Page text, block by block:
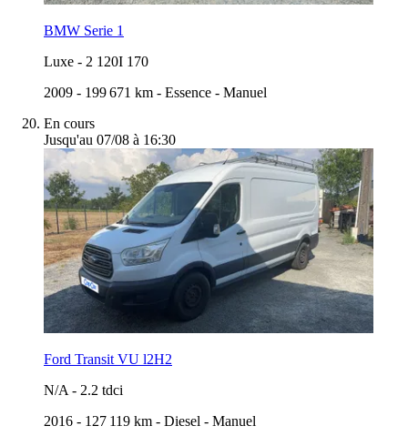
BMW Serie 1
Luxe - 2 120I 170
2009 - 199 671 km - Essence - Manuel
En cours
Jusqu'au 07/08 à 16:30
Ford Transit VU l2H2
N/A - 2.2 tdci
2016 - 127 119 km - Diesel - Manuel